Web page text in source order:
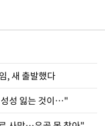
, 새 출발했다
성 잃는 것이…"